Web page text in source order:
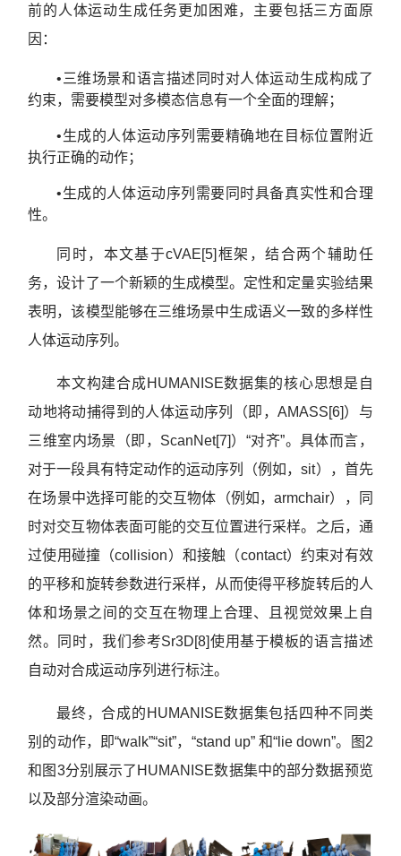
前的人体运动生成任务更加困难，主要包括三方面原
因：
•三维场景和语言描述同时对人体运动生成构成了
约束，需要模型对多模态信息有一个全面的理解；
•生成的人体运动序列需要精确地在目标位置附近
执行正确的动作；
•生成的人体运动序列需要同时具备真实性和合理
性。
同时，本文基于cVAE[5]框架，结合两个辅助任
务，设计了一个新颖的生成模型。定性和定量实验结果
表明，该模型能够在三维场景中生成语义一致的多样性
人体运动序列。
本文构建合成HUMANISE数据集的核心思想是自
动地将动捕得到的人体运动序列（即，AMASS[6]）与
三维室内场景（即，ScanNet[7]）“对齐”。具体而言，
对于一段具有特定动作的运动序列（例如，sit），首先
在场景中选择可能的交互物体（例如，armchair），同
时对交互物体表面可能的交互位置进行采样。之后，通
过使用碰撞（collision）和接触（contact）约束对有效
的平移和旋转参数进行采样，从而使得平移旋转后的人
体和场景之间的交互在物理上合理、且视觉效果上自
然。同时，我们参考Sr3D[8]使用基于模板的语言描述
自动对合成运动序列进行标注。
最终，合成的HUMANISE数据集包括四种不同类
别的动作，即“walk”“sit”，“stand up” 和“lie down”。图2
和图3分别展示了HUMANISE数据集中的部分数据预览
以及部分渲染动画。